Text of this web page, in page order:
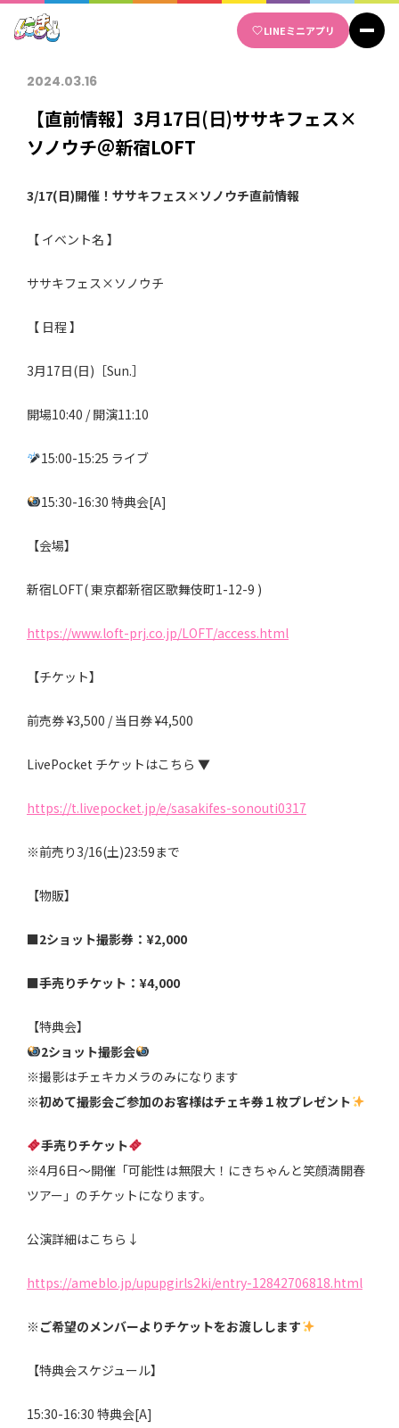
LINEミニアプリ
2024.03.16
【直前情報】3月17日(日)ササキフェス×
ソノウチ＠新宿LOFT
3/17(日)開催！ササキフェス×ソノウチ直前情報
【 イベント名 】
ササキフェス×ソノウチ
【 日程 】
3月17日(日)［Sun.］
開場10:40 / 開演11:10
15:00-15:25 ライブ
15:30-16:30 特典会[A]
【会場】
新宿LOFT( 東京都新宿区歌舞伎町1-12-9 )
https://www.loft-prj.co.jp/LOFT/access.html
【チケット】
前売券 ¥3,500 / 当日券 ¥4,500
LivePocket チケットはこちら ▼
https://t.livepocket.jp/e/sasakifes-sonouti0317
※前売り3/16(土)23:59まで
【物販】
■2ショット撮影券：¥2,000
■手売りチケット：¥4,000
【特典会】
2ショット撮影会
※撮影はチェキカメラのみになります
※初めて撮影会ご参加のお客様はチェキ券１枚プレゼント
手売りチケット
※4月6日〜開催「可能性は無限大！にきちゃんと笑顔満開春
ツアー」のチケットになります。
公演詳細はこちら↓
https://ameblo.jp/upupgirls2ki/entry-12842706818.html
※ご希望のメンバーよりチケットをお渡しします
【特典会スケジュール】
15:30-16:30 特典会[A]